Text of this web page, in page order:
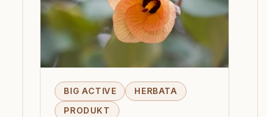
BIG ACTIVE
HERBATA
PRODUKT